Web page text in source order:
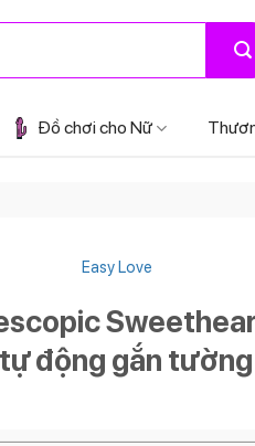
Đồ chơi cho Nữ
Easy Love
động gắn tường